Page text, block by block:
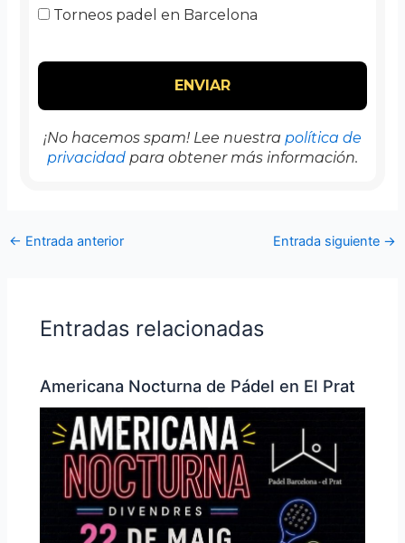
Torneos padel en Barcelona
¡No hacemos spam! Lee nuestra política de
privacidad para obtener más información.
← Entrada anterior Entrada siguiente →
Entradas relacionadas
Americana Nocturna de Pádel en El Prat